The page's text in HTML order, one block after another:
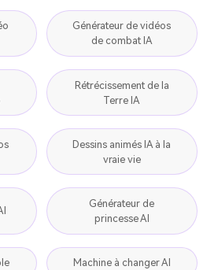
Générateur de vidéos
de combat IA
Rétrécissement de la
Terre IA
Dessins animés IA à la
vraie vie
Générateur de
princesse AI
Machine à changer AI